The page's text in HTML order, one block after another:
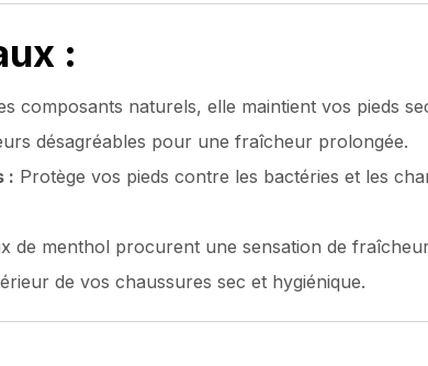
:
composants naturels, elle maintient vos pieds
désagréables pour une fraîcheur prolongée.
: Protège vos pieds contre les bactéries et les
de menthol procurent une sensation de
de vos chaussures sec et hygiénique.